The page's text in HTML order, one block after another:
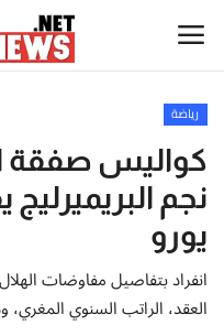
أخبار العالم
أخبار الوطن العربي
سياسة واقتصاد
رياضة
رياضة
كواليس صفقة
يورو
انفراد بتفاصيل مفاوضات
العقد، الراتب السنوي